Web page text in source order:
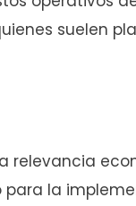
suelen
relevancia
la